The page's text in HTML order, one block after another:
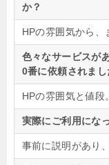
か？
HPの雰囲気から、
色々なサービスが
0番に依頼されまし
HPの雰囲気と値段。
実際にご利用にな
事前に説明があり